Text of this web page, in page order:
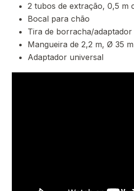
2 tubos de extração, 0,5 m
Bocal para chão
Tira de borracha/adaptador
Mangueira de 2,2 m, Ø 35
Adaptador universal